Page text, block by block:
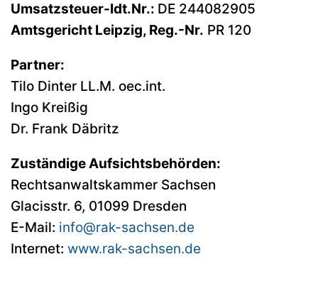
Umsatzsteuer-Idt.Nr.: DE 244082905
Amtsgericht Leipzig, Reg.-Nr. PR 120
Partner:
Tilo Dinter LL.M. oec.int.
Ingo Kreißig
Dr. Frank Däbritz
Zuständige Aufsichtsbehörden:
Rechtsanwaltskammer Sachsen
Glacisstr. 6, 01099 Dresden
E-Mail: info@rak-sachsen.de
Internet: www.rak-sachsen.de